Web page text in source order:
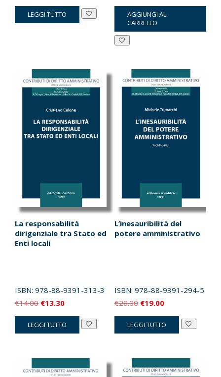
prezzo
originale
prezzo
attuale
LEGGI TUTTO
prezzo
originale
era:
prezzo
attuale
è:
AGGIUNGI AL
CARRELLO
La responsabilità
dirigenziale tra Stato ed
Enti locali
ISBN: 978-88-9391-313-3
€14.00 Il
prezzo
originale
€13.30Il
prezzo
attuale
LEGGI TUTTO
L’inesauribilità del
potere amministrativo
ISBN: 978-88-9391-294-5
€20.00 Il
prezzo
originale
€19.00Il
prezzo
attuale
LEGGI TUTTO